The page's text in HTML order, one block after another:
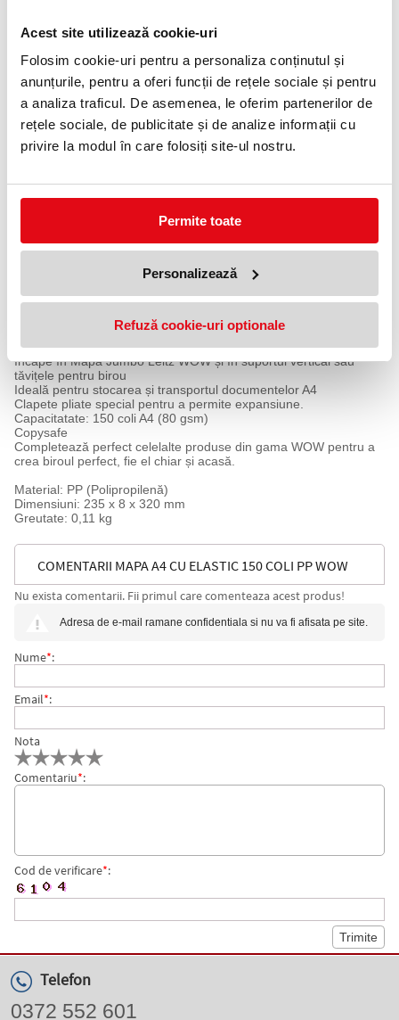
Acest site utilizează cookie-uri
Folosim cookie-uri pentru a personaliza conținutul și
anunțurile, pentru a oferi funcții de rețele sociale și pentru
a analiza traficul. De asemenea, le oferim partenerilor de
rețele sociale, de publicitate și de analize informații cu
privire la modul în care folosiți site-ul nostru.
Permite toate
Personalizează
Refuză cookie-uri optionale
Alb
Albastru
Rosu
Turcoaz
Portocaliu
Verde
Mapă din Polipropilenă (PP) de înaltă calitate, în culori vibrante,
Din PP de înaltă calitate ce durează în timp, cu suprafață în culori
atractive și tipar geometric stilat.
Închidere cu bandă elastică, pentru transportul în siguranță al
documentelor.
Încape în Mapa Jumbo Leitz WOW și în suportul vertical sau
tăvițele pentru birou
Ideală pentru stocarea și transportul documentelor A4
Clapete pliate special pentru a permite expansiune.
Capacitatate: 150 coli A4 (80 gsm)
Copysafe
Completează perfect celelalte produse din gama WOW pentru a
crea biroul perfect, fie el chiar și acasă.
Material: PP (Polipropilenă)
Dimensiuni: 235 x 8 x 320 mm
Greutate: 0,11 kg
COMENTARII MAPA A4 CU ELASTIC 150 COLI PP WOW
Nu exista comentarii. Fii primul care comenteaza acest produs!
Adresa de e-mail ramane confidentiala si nu va fi afisata pe site.
Nume*:
Email*:
Nota
Comentariu*:
Cod de verificare*:
Telefon
0372 552 601